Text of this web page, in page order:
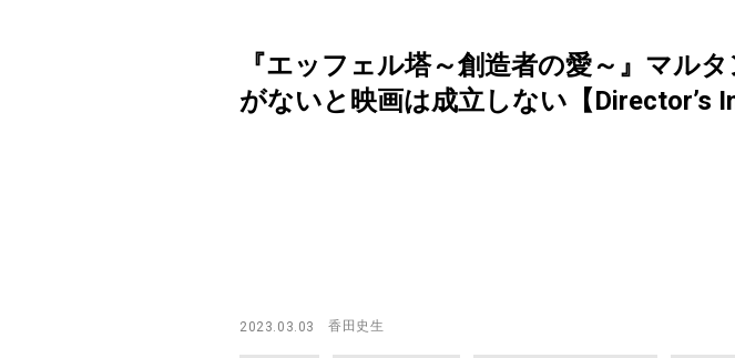
『エッフェル塔～創造者の愛～』マ
がないと映画は成立しない【Director’s
2023.03.03 香田史生